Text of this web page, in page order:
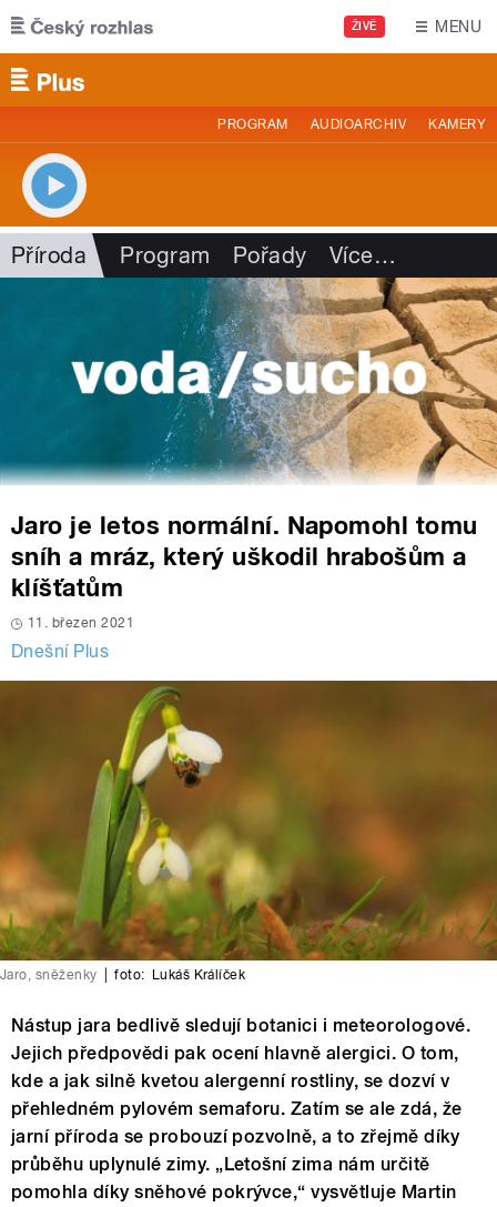
Přejít k hlavnímu obsahu
ŽIVĚ MENU
PROGRAM AUDIOARCHIV KAMERY
Příroda Program Pořady Více…
Jaro je letos normální. Napomohl tomu
sníh a mráz, který uškodil hrabošům a
klíšťatům
11. březen 2021
Dnešní Plus
Jaro, sněženky foto: Lukáš Králíček
Nástup jara bedlivě sledují botanici i meteorologové.
Jejich předpovědi pak ocení hlavně alergici. O tom,
kde a jak silně kvetou alergenní rostliny, se dozví v
přehledném pylovém semaforu. Zatím se ale zdá, že
jarní příroda se probouzí pozvolně, a to zřejmě díky
průběhu uplynulé zimy. „Letošní zima nám určitě
pomohla díky sněhové pokrývce,“ vysvětluje Martin